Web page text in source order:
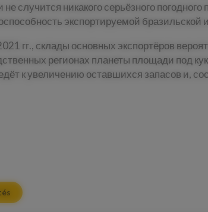
случится никакого серьёзного
экспортируемой бразильской
гг., склады основных экспортёров
регионах планеты площади под
к увеличению оставшихся запасов и,